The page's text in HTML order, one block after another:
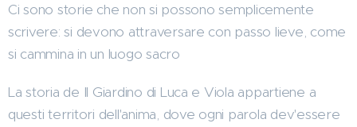
Ci sono storie che non si possono semplicemente
scrivere: si devono attraversare con passo lieve, come
si cammina in un luogo sacro
La storia de Il Giardino di Luca e Viola appartiene a
questi territori dell'anima, dove ogni parola dev'essere